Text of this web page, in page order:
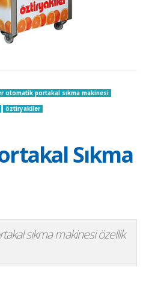
Sıkma
sıkma makinesi özellik
otomatik portakal sıkma makinesi
öztiryakiler